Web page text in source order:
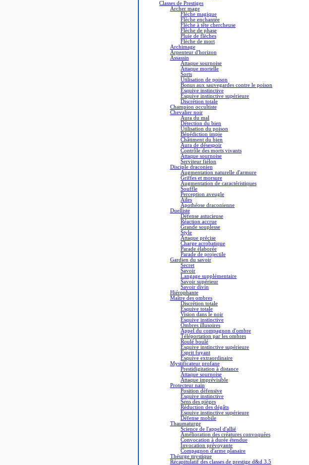
Classes de Prestiges
Archer mage
Flèche magique
Flèche enchantée
Flèche à tête chercheuse
Flèche de phase
Pluie de flèches
Flèche de mort
Archimage
Arpenteur d'horizon
Assassin
Attaque sournoise
Attaque mortelle
Sorts
Utilisation de poison
Bonus aux sauvegardes contre le poison
Esquive instinctive
Esquive instinctive supérieure
Discrétion totale
Champion occultiste
Chevalier noir
Aura du mal
Détection du bien
Utilisation du poison
Bénédiction impie
Châtiment du bien
Aura de désespoir
Contrôle des morts vivants
Attaque sournoise
Serviteur fiélon
Disciple draconien
Augmentation naturelle d'armure
Griffes et morsure
Augmentation de caractéristiques
Souffle
Perception aveugle
Ailes
Apothéose draconienne
Duelliste
Défense astucieuse
Réaction accrue
Grande souplesse
Style
Attaque précise
Charge acrobatique
Parade élaborée
Parade de projectile
Gardien du savoir
Secret
Savoir
Langage supplémentaire
Savoir supérieur
Savoir divin
Hiérophante
Maître des ombres
Discrétion totale
Esquive totale
Vision dans le noir
Esquive instinctive
Ombres illusoires
Appel du compagnon d'ombre
Téléportation par les ombres
Roulé boulé
Esquive instinctive supérieure
Esprit fuyant
Esquive extraordinaire
Mystificateur profane
Prestidigitation à distance
Attaque sournoise
Attaque imprévisible
Protecteur nain
Position défensive
Esquive instinctive
Sens des pièges
Réduction des dégâts
Esquive instinctive supérieure
Défense mobile
Thaumaturge
Science de l'appel d'allié
Amélioration des créatures convoquées
Convocation à durée étendue
Invocation prévoyante
Compagnon d'arme planaire
Théurge mystique
Récapitulatif des classes de prestige d&d 3.5